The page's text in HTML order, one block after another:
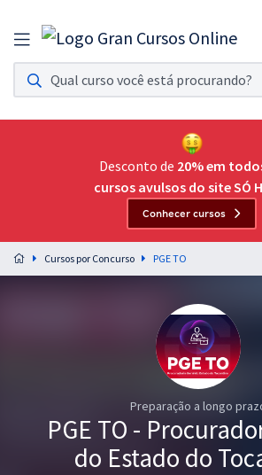
Assinatura Ilimitada 11
Acesso a todos os cursos. Teste grátis por 7 dias!
Assinatura OAB Até Passar
Acesso ilimitado a toda preparação para o Exame da
Preparação completa e intensiva para as principais
residências em saúde do Brasil
Graduação
Desconto de 20% em
cursos avulsos do site SÓ
Conhecer cursos
Cursos por Concurso PGE TO
Preparação a longo
PGE TO -
do Estado do